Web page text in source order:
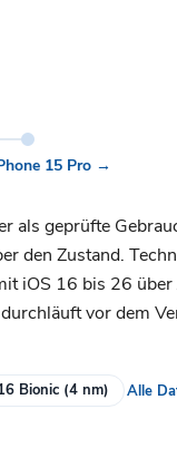
15 Pro →
geprüfte
den Zustand.
iOS 16 bis 26 über
vor dem
Bionic (4 nm) Alle